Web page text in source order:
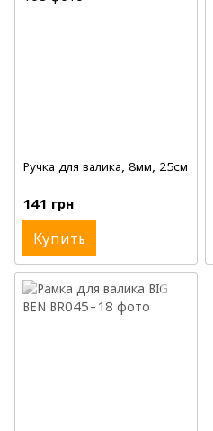
Ручка для валика, 8мм, 25см
141 грн
Купить